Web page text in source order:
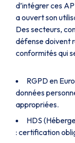
d’intégrer ces
a ouvert son
Des secteurs,
défense doivent
conformités qui
RGPD en
données
appropriées.
HDS
: certification